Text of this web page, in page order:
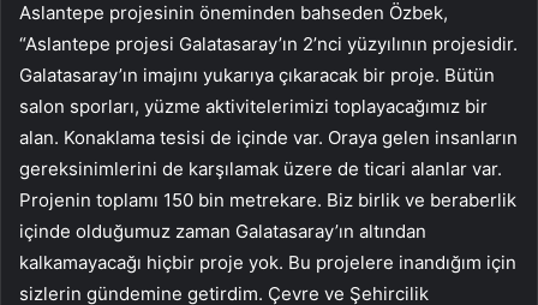
Aslantepe projesinin öneminden bahseden Özbek,
“Aslantepe projesi Galatasaray’ın 2’nci yüzyılının projesidir.
Galatasaray’ın imajını yukarıya çıkaracak bir proje. Bütün
salon sporları, yüzme aktivitelerimizi toplayacağımız bir
alan. Konaklama tesisi de içinde var. Oraya gelen insanların
gereksinimlerini de karşılamak üzere de ticari alanlar var.
Projenin toplamı 150 bin metrekare. Biz birlik ve beraberlik
içinde olduğumuz zaman Galatasaray’ın altından
kalkamayacağı hiçbir proje yok. Bu projelere inandığım için
sizlerin gündemine getirdim. Çevre ve Şehircilik